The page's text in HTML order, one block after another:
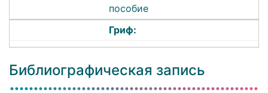
пособие
Гриф:
Библиографическая запись